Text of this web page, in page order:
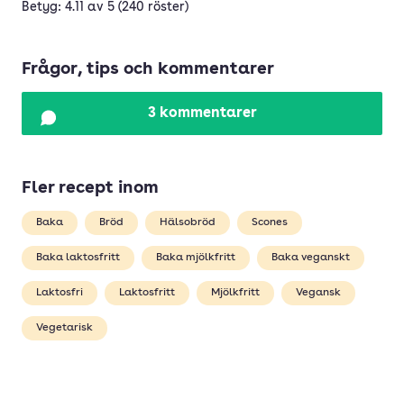
Betyg: 4.11 av 5 (240 röster)
Frågor, tips och kommentarer
3 kommentarer
Fler recept inom
Baka Bröd Hälsobröd Scones
Baka laktosfritt Baka mjölkfritt Baka veganskt
Laktosfri Laktosfritt Mjölkfritt Vegansk
Vegetarisk